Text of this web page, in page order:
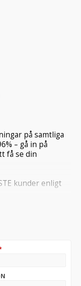
på samtliga
– gå in på
få se din
kunder enligt
i Uppsala!
med
låg ljudnivå och